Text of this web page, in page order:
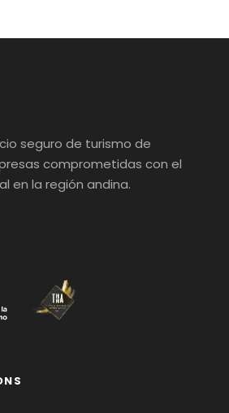
seguro de turismo de
comprometidas con el
en la región andina.